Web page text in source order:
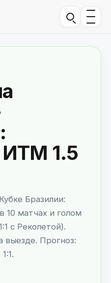
1.5
Бразилии:
10 матчах и голом
с Реколетой).
выезде. Прогноз: